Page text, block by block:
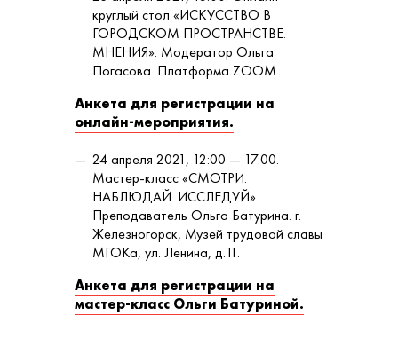
круглый стол «ИСКУССТВО В
ГОРОДСКОМ ПРОСТРАНСТВЕ.
МНЕНИЯ». Модератор Ольга
Погасова. Платформа ZOOM.
Анкета для регистрации на
онлайн-мероприятия.
24 апреля 2021, 12:00 — 17:00.
Мастер-класс «СМОТРИ.
НАБЛЮДАЙ. ИССЛЕДУЙ».
Преподаватель Ольга Батурина. г.
Железногорск, Музей трудовой славы
МГОКа, ул. Ленина, д.11.
Анкета для регистрации на
мастер-класс Ольги Батуриной.